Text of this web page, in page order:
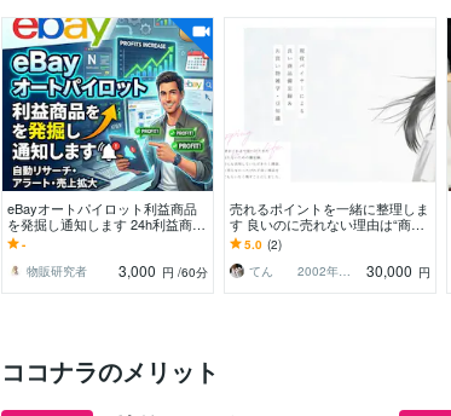
eBayオートパイロット利益商品
を発掘し通知します 24h利益商品
通知＆5秒出品システム
-
物販研究者
3,000 円 /60分
売れるポイントを一緒に整理しま
す 良いのに売れない理由は“商
品”ではなく“見せ方”かも。
5.0 (2)
てん 2002年からバイヤー
30,000 円
ココナラのメリット